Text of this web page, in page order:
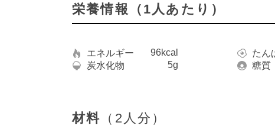
栄養情報（1人あたり）
エネルギー 96kcal たん
炭水化物
5g 糖質
材料 （2人分）